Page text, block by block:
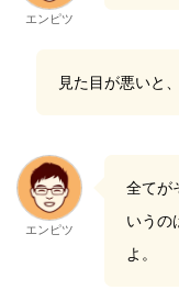
エンピツ
見た目が悪いと
エンピツ
全てが
いうの
よ。